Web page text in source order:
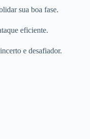
sua boa fase.
eficiente.
e desafiador.